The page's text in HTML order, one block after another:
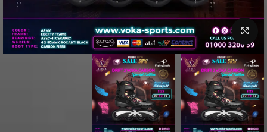
Click to enlarge